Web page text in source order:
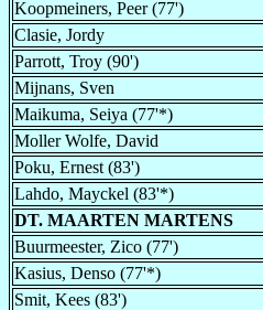
Koopmeiners, Peer (77')
Clasie, Jordy
Parrott, Troy (90')
Mijnans, Sven
Maikuma, Seiya (77'*)
Moller Wolfe, David
Poku, Ernest (83')
Lahdo, Mayckel (83'*)
DT. MAARTEN MARTENS
Buurmeester, Zico (77')
Kasius, Denso (77'*)
Smit, Kees (83')